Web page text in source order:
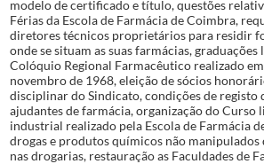
modelo de certificado e título, questões
Férias da Escola de Farmácia de Coimbra,
diretores técnicos proprietários para residir
onde se situam as suas farmácias, graduações
Colóquio Regional Farmacêutico realizado
novembro de 1968, eleição de sócios
disciplinar do Sindicato, condições de registo
ajudantes de farmácia, organização do Curso
industrial realizado pela Escola de Farmácia
drogas e produtos químicos não
nas drogarias, restauração as Faculdades de